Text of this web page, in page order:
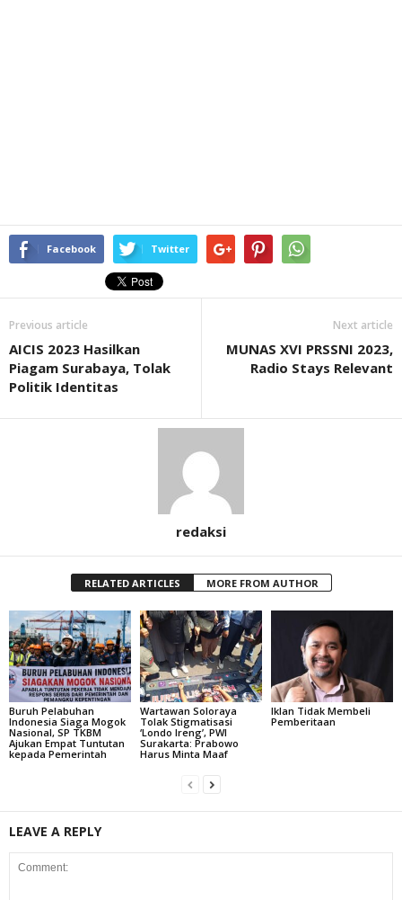
Facebook Twitter
Previous article
AICIS 2023 Hasilkan
Piagam Surabaya, Tolak
Politik Identitas
Next article
MUNAS XVI PRSSNI 2023,
Radio Stays Relevant
redaksi
RELATED ARTICLES MORE FROM AUTHOR
Buruh Pelabuhan
Indonesia Siaga Mogok
Nasional, SP TKBM
Ajukan Empat Tuntutan
kepada Pemerintah
Wartawan Soloraya
Tolak Stigmatisasi
‘Londo Ireng’, PWI
Surakarta: Prabowo
Harus Minta Maaf
Iklan Tidak Membeli
Pemberitaan
LEAVE A REPLY